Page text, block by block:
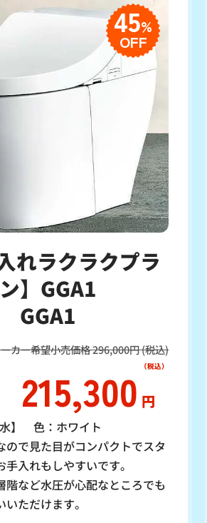
45%
OFF
れラクラクプラ
ン】GGA1
GGA1
カー希望小売価格 296,000円 (税込)
215,300 円
水】 色：ホワイト
ので見た目がコンパクトでスタ
入れもしやすいです。
階など水圧が心配なところでも
ただけます。